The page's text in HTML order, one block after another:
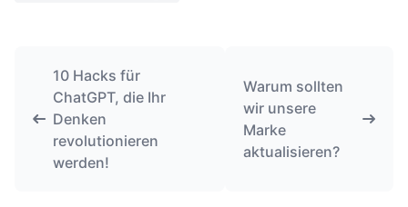
10 Hacks für
ChatGPT, die Ihr
Denken
revolutionieren
werden!
Warum sollten
wir unsere
Marke
aktualisieren?